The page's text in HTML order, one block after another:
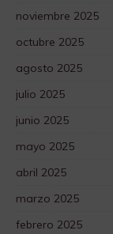
noviembre 2025
octubre 2025
agosto 2025
julio 2025
junio 2025
mayo 2025
abril 2025
marzo 2025
febrero 2025